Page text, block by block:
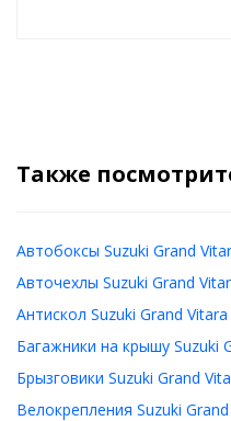
Также
Автобоксы Suzuki Grand
Авточехлы Suzuki Grand
Антискол Suzuki Grand
Багажники на крышу Suzuki
Брызговики Suzuki Grand
Велокрепления Suzuki